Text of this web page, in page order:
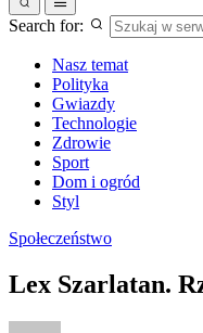
Search for:
Nasz temat
Polityka
Gwiazdy
Technologie
Zdrowie
Sport
Dom i ogród
Styl
Społeczeństwo
Lex Szarlatan.